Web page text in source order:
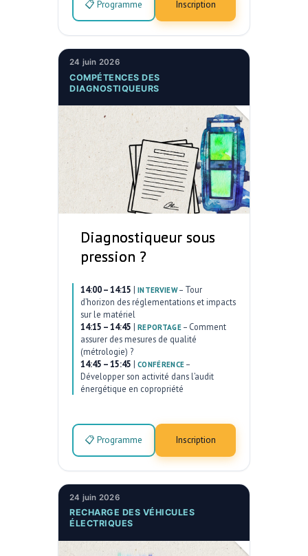
📋 Programme Inscription
24 juin 2026
COMPÉTENCES DES
DIAGNOSTIQUEURS
Diagnostiqueur sous
pression ?
14:00 – 14:15 | INTERVIEW– Tour
d’horizon des réglementations et impacts
sur le matériel
14:15 – 14:45 | REPORTAGE– Comment
assurer des mesures de qualité
(métrologie) ?
14:45 – 15:45 | CONFÉRENCE –
Développer son activité dans l’audit
énergétique en copropriété
📋 Programme Inscription
24 juin 2026
RECHARGE DES VÉHICULES
ÉLECTRIQUES